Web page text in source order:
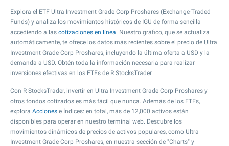
Explora el ETF Ultra Investment Grade Corp Proshares (Exchange-Traded
Funds) y analiza los movimientos históricos de IGU de forma sencilla
accediendo a las cotizaciones en línea. Nuestro gráfico, que se actualiza
automáticamente, te ofrece los datos más recientes sobre el precio de Ultra
Investment Grade Corp Proshares, incluyendo la última oferta a USD y la
demanda a USD. Obtén toda la información necesaria para realizar
inversiones efectivas en los ETFs de R StocksTrader.
Con R StocksTrader, invertir en Ultra Investment Grade Corp Proshares y
otros fondos cotizados es más fácil que nunca. Además de los ETFs,
explora Acciones e Índices: en total, más de 12,000 activos están
disponibles para operar en nuestro terminal web. Descubre los
movimientos dinámicos de precios de activos populares, como Ultra
Investment Grade Corp Proshares, en nuestra sección de "Charts" y